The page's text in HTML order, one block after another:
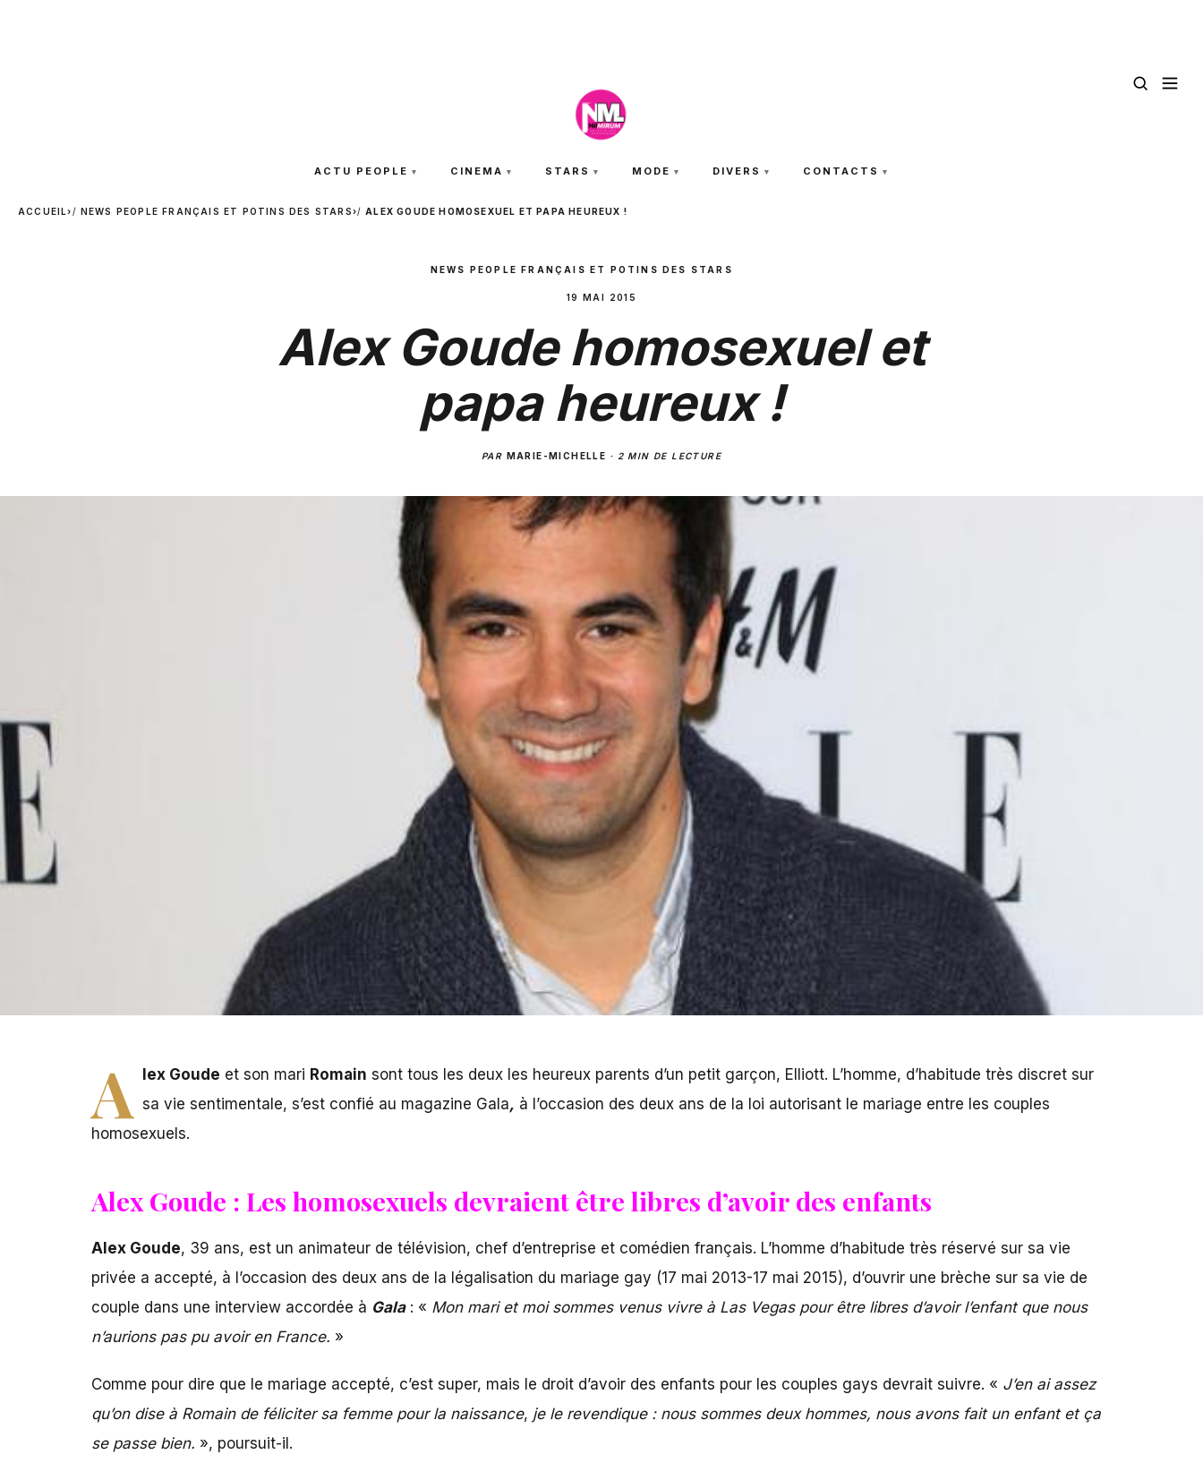
ACTU PEOPLE CINEMA STARS MODE DIVERS CONTACTS
ACCUEIL› NEWS PEOPLE FRANÇAIS ET POTINS DES STARS› ALEX GOUDE HOMOSEXUEL ET PAPA HEUREUX !
NEWS PEOPLE FRANÇAIS ET POTINS DES STARS
19 MAI 2015
Alex Goude homosexuel et
papa heureux !
PAR MARIE-MICHELLE · 2 MIN DE LECTURE
A lex Goude et son mari Romain sont tous les deux les heureux parents d’un petit garçon, Elliott. L’homme, d’habitude très discret sur
sa vie sentimentale, s’est confié au magazine Gala, à l’occasion des deux ans de la loi autorisant le mariage entre les couples
homosexuels.
Alex Goude : Les homosexuels devraient être libres d’avoir des enfants
Alex Goude, 39 ans, est un animateur de télévision, chef d’entreprise et comédien français. L’homme d’habitude très réservé sur sa vie
privée a accepté, à l’occasion des deux ans de la légalisation du mariage gay (17 mai 2013-17 mai 2015), d’ouvrir une brèche sur sa vie de
couple dans une interview accordée à Gala: « Mon mari et moi sommes venus vivre à Las Vegas pour être libres d’avoir l’enfant que nous
n’aurions pas pu avoir en France. »
Comme pour dire que le mariage accepté, c’est super, mais le droit d’avoir des enfants pour les couples gays devrait suivre. « J’en ai assez
qu’on dise à Romain de féliciter sa femme pour la naissance, je le revendique : nous sommes deux hommes, nous avons fait un enfant et ça
se passe bien. », poursuit-il.